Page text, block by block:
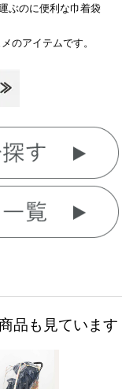
ぶのに便利な巾着袋
のアイテムです。
品も見ています